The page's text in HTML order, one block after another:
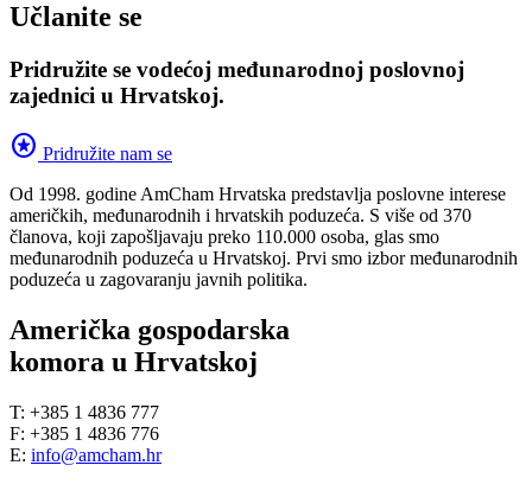
Učlanite se
Pridružite se vodećoj međunarodnoj poslovnoj
zajednici u Hrvatskoj.
stars Pridružite nam se
Od 1998. godine AmCham Hrvatska predstavlja poslovne interese
američkih, međunarodnih i hrvatskih poduzeća. S više od 370
članova, koji zapošljavaju preko 110.000 osoba, glas smo
međunarodnih poduzeća u Hrvatskoj. Prvi smo izbor međunarodnih
poduzeća u zagovaranju javnih politika.
Američka gospodarska
komora u Hrvatskoj
T: +385 1 4836 777
F: +385 1 4836 776
E: info@amcham.hr